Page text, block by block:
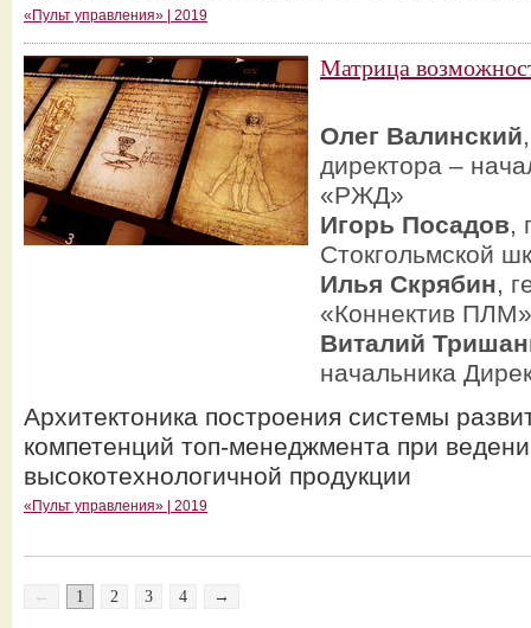
«Пульт управления» | 2019
Матрица
Олег Валинский
директора –
«РЖД»
Игорь Посадов,
Стокгольмской
Илья Скрябин,
«Коннектив ПЛМ»
Виталий
начальника
Архитектоника построения системы
компетенций топ-менеджмента при
высокотехнологичной продукции
«Пульт управления» | 2019
← 1 2 3 4 →